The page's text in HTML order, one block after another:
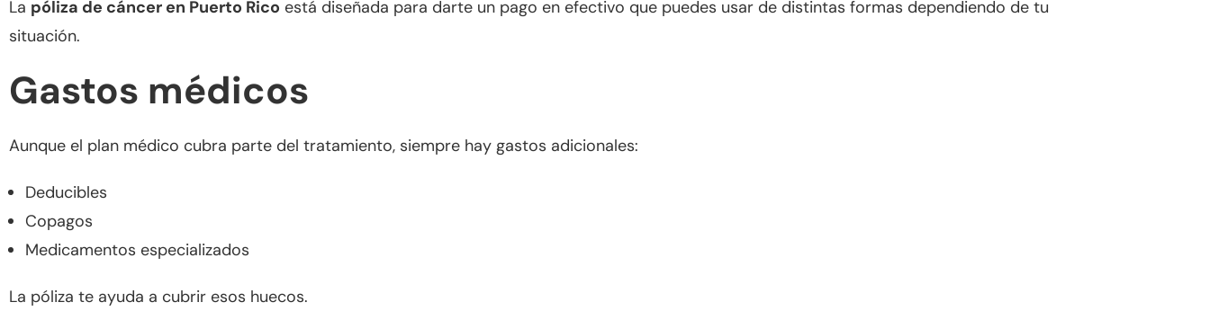
La póliza de cáncer en Puerto Rico está diseñada para darte un pago en efectivo que puedes usar de distintas formas dependiendo de tu
situación.
Gastos médicos
Aunque el plan médico cubra parte del tratamiento, siempre hay gastos adicionales:
Deducibles
Copagos
Medicamentos especializados
La póliza te ayuda a cubrir esos huecos.